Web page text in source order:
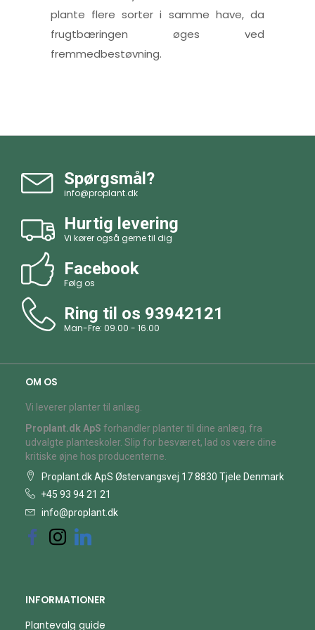
plante flere sorter i samme have, da
frugtbæringen øges ved
fremmedbestøvning.
Spørgsmål?
info@proplant.dk
Hurtig levering
Vi kører også gerne til dig
Facebook
Følg os
Ring til os 93942121
Man-Fre: 09.00 - 16.00
OM OS
Vi leverer planter til anlæg.
Proplant.dk ApS forhandler planter til dine anlæg, fra
udvalgte planteskoler. Slip for besværet, lad os være dine
kritiske øjne hos producenterne.
Proplant.dk ApS Østervangsvej 17 8830 Tjele Denmark
+45 93 94 21 21
info@proplant.dk
INFORMATIONER
Plantevalg guide